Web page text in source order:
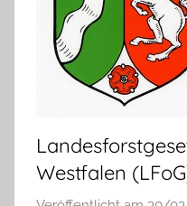
Westfalen